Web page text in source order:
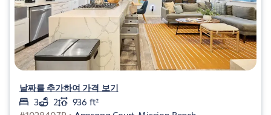
날짜를 추가하여 가격 보기
3
2
936 ft²